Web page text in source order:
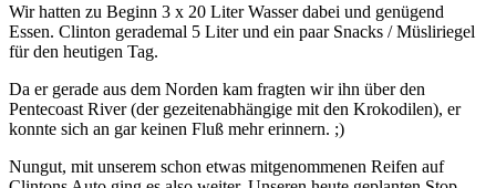
Wir hatten zu Beginn 3 x 20 Liter Wasser dabei und genügend
Essen. Clinton gerademal 5 Liter und ein paar Snacks / Müsliriegel
für den heutigen Tag.
Da er gerade aus dem Norden kam fragten wir ihn über den
Pentecoast River (der gezeitenabhängige mit den Krokodilen), er
konnte sich an gar keinen Fluß mehr erinnern. ;)
Nungut, mit unserem schon etwas mitgenommenen Reifen auf